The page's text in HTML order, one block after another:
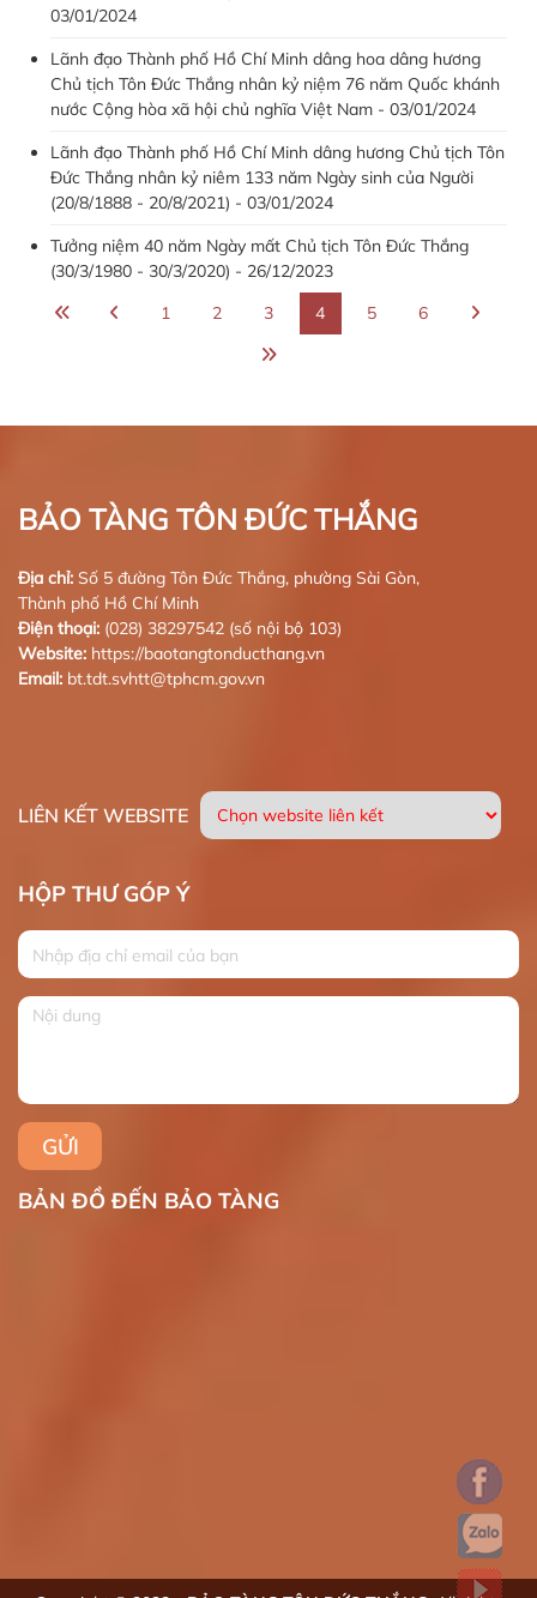
03/01/2024
Lãnh đạo Thành phố Hồ Chí Minh dâng hoa dâng hương
Chủ tịch Tôn Đức Thắng nhân kỷ niệm 76 năm Quốc khánh
nước Cộng hòa xã hội chủ nghĩa Việt Nam - 03/01/2024
Lãnh đạo Thành phố Hồ Chí Minh dâng hương Chủ tịch Tôn
Đức Thắng nhân kỷ niêm 133 năm Ngày sinh của Người
(20/8/1888 - 20/8/2021) - 03/01/2024
Tưởng niệm 40 năm Ngày mất Chủ tịch Tôn Đức Thắng
(30/3/1980 - 30/3/2020) - 26/12/2023
1
2 3 4 5 6
BẢO TÀNG TÔN ĐỨC THẮNG
Địa chỉ: Số 5 đường Tôn Đức Thắng, phường Sài Gòn,
Thành phố Hồ Chí Minh
Điện thoại: (028) 38297542 (số nội bộ 103)
Website: https://baotangtonducthang.vn
Email: bt.tdt.svhtt@tphcm.gov.vn
LIÊN KẾT WEBSITE
HỘP THƯ GÓP Ý
BẢN ĐỒ ĐẾN BẢO TÀNG